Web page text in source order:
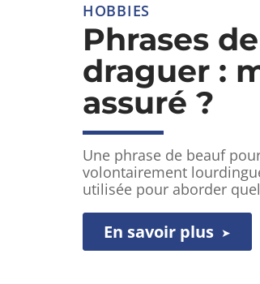
HOBBIES
Phrases
draguer :
assuré ?
Une phrase de beauf
volontairement
utilisée pour aborder
En savoir plus